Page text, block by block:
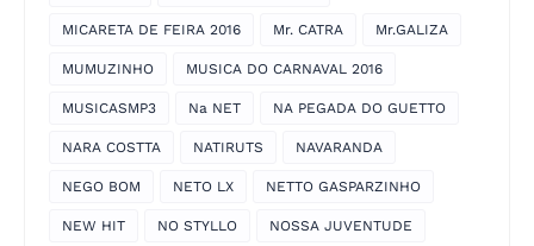
MICARETA DE FEIRA 2016 Mr. CATRA Mr.GALIZA
MUMUZINHO MUSICA DO CARNAVAL 2016
MUSICASMP3 Na NET NA PEGADA DO GUETTO
NARA COSTTA NATIRUTS NAVARANDA
NEGO BOM NETO LX NETTO GASPARZINHO
NEW HIT NO STYLLO NOSSA JUVENTUDE